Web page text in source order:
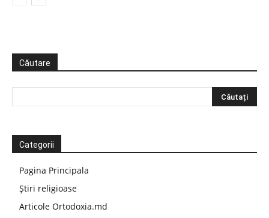
Căutare
Categorii
Pagina Principala
Știri religioase
Articole Ortodoxia.md